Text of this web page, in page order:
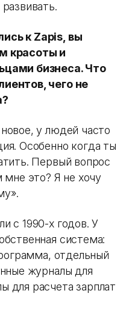
к Zapis, вы
красоты и
бизнеса. Что
чего не
у людей часто
Особенно когда ты
Первый вопрос
мне это? Я не хочу
с 1990-х годов. У
система:
отдельный
журналы для
для расчета зарплат